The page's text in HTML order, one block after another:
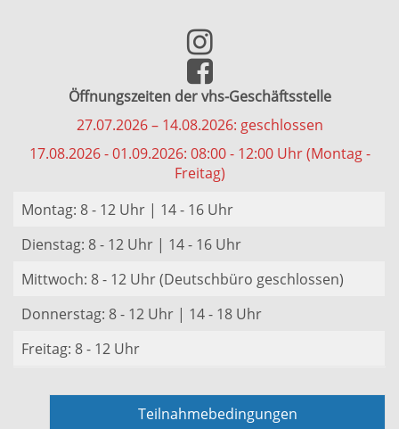
Öffnungszeiten der vhs-Geschäftsstelle
27.07.2026 – 14.08.2026: geschlossen
17.08.2026 - 01.09.2026: 08:00 - 12:00 Uhr (Montag -
Freitag)
Montag: 8 - 12 Uhr | 14 - 16 Uhr
Dienstag: 8 - 12 Uhr | 14 - 16 Uhr
Mittwoch: 8 - 12 Uhr (Deutschbüro geschlossen)
Donnerstag: 8 - 12 Uhr | 14 - 18 Uhr
Freitag: 8 - 12 Uhr
Teilnahmebedingungen